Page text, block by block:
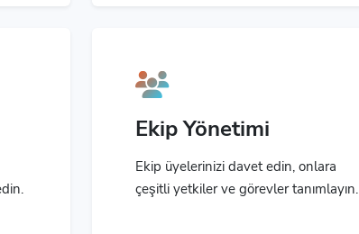
Ekip Yönetimi
Ekip üyelerinizi davet edin, onlara
çeşitli yetkiler ve görevler tanımlayın.